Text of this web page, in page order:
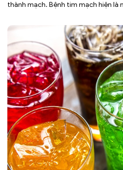
thành mạch. Bệnh tim mạch hiện là
ngày có thể […]